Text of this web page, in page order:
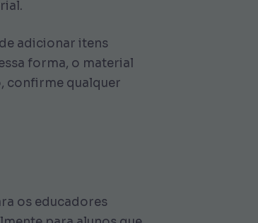
adicionar itens
forma, o material
confirme qualquer
os educadores